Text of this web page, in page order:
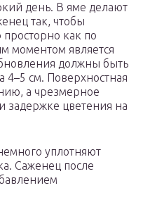
день. В яме делают
так, чтобы
как по
моментом является
должны быть
4–5 см. Поверхностная
а чрезмерное
задержке цветения на
уплотняют
Саженец после